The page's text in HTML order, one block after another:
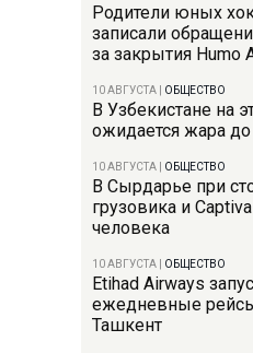
Родители юных
записали
за закрытия Humo
10 АВГУСТА ОБЩЕСТВО
В Узбекистане на
ожидается жара до
10 АВГУСТА ОБЩЕСТВО
В Сырдарье при
грузовика и
человека
10 АВГУСТА ОБЩЕСТВО
Etihad Airways
ежедневные
Ташкент